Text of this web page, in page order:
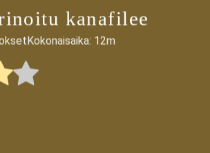
kanafilee
Kokonaisaika: 12m